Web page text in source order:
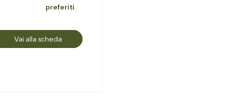
preferiti
Vai alla scheda